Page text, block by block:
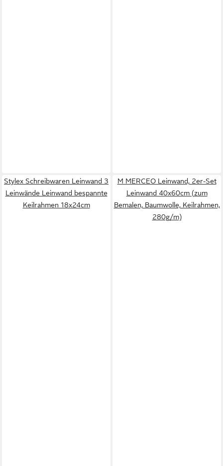
Stylex Schreibwaren Leinwand 3
Leinwände Leinwand bespannte
Keilrahmen 18x24cm
M MERCEO Leinwand, 2er-Set
Leinwand 40x60cm (zum
Bemalen, Baumwolle, Keilrahmen,
280g/m)